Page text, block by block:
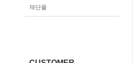
재단물